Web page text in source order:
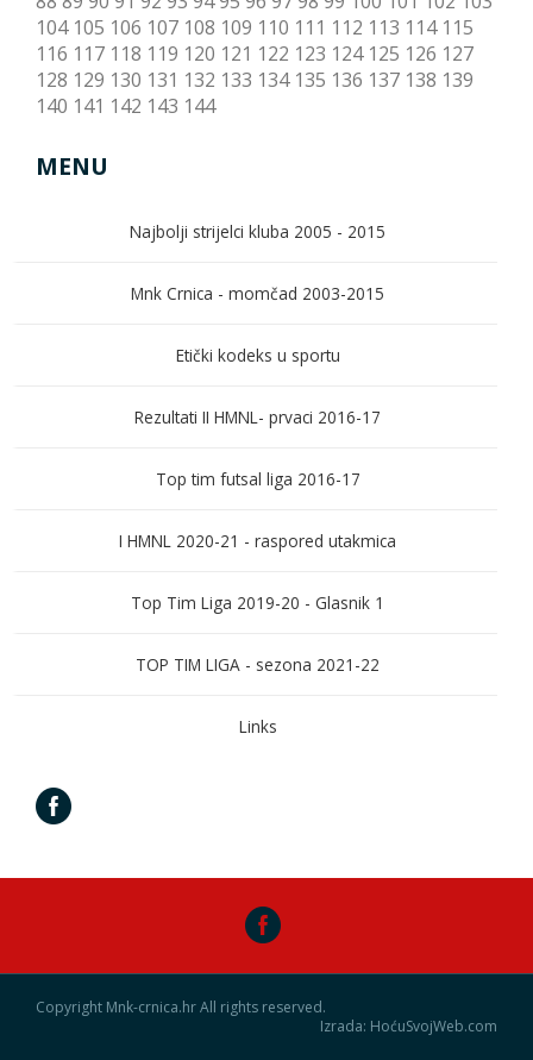
104 105 106 107 108 109 110 111 112 113 114 115
116 117 118 119 120 121 122 123 124 125 126 127
128 129 130 131 132 133 134 135 136 137 138 139
140 141 142 143 144
MENU
Najbolji strijelci kluba 2005 - 2015
Mnk Crnica - momčad 2003-2015
Etički kodeks u sportu
Rezultati II HMNL- prvaci 2016-17
Top tim futsal liga 2016-17
I HMNL 2020-21 - raspored utakmica
Top Tim Liga 2019-20 - Glasnik 1
TOP TIM LIGA - sezona 2021-22
Links
Copyright Mnk-crnica.hr All rights reserved.
Izrada: HoćuSvojWeb.com